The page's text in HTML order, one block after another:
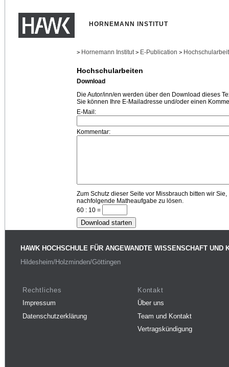
HORNEMANN INSTITUT
> Hornemann Institut > E-Publication >
Hochschularbeiten
Download
Die Autor/inn/en werden über den Download dieses
Sie können Ihre E-Mailadresse und/oder einen
E-Mail:
Kommentar:
Zum Schutz dieser Seite vor Missbrauch bitten wir Sie,
nachfolgende Matheaufgabe zu lösen.
60 : 10 =
HAWK HOCHSCHULE FÜR ANGEWANDTE WISSENSCHAFT UND
Hildesheim/Holzminden/Göttingen
Rechtliches
Impressum
Datenschutzerklärung
Kontakt
Über uns
Team und Kontakt
Vertragskündigung